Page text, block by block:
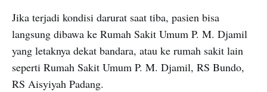
Jika terjadi kondisi darurat saat tiba, pasien bisa
langsung dibawa ke Rumah Sakit Umum P. M. Djamil
yang letaknya dekat bandara, atau ke rumah sakit lain
seperti Rumah Sakit Umum P. M. Djamil, RS Bundo,
RS Aisyiyah Padang.